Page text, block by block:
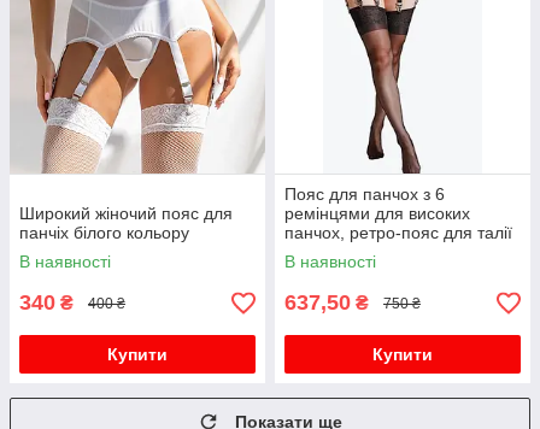
Широкий жіночий пояс для
панчіх білого кольору
В наявності
340 ₴ 400 ₴
Купити
Пояс для панчох з 6
ремінцями для високих
панчох, ретро-пояс для талії
з металевими затискачами
В наявності
637,50 ₴ 750 ₴
Купити
Показати ще